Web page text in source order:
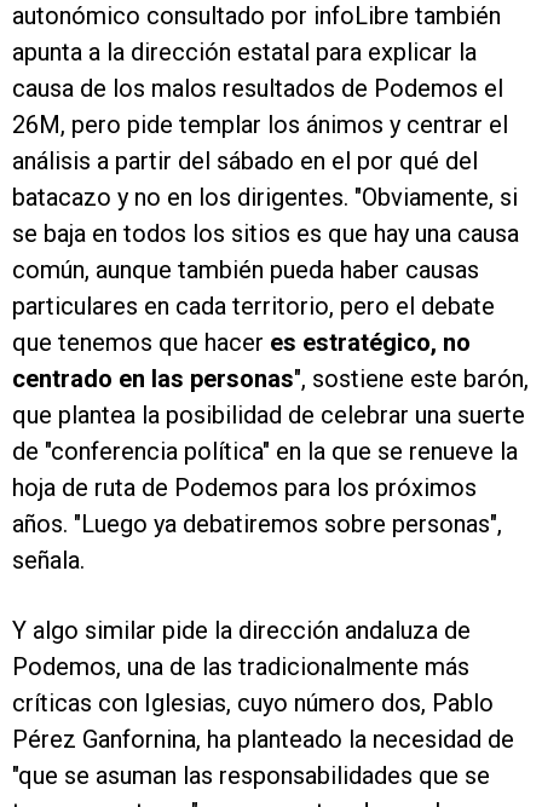
autonómico consultado por infoLibre también
apunta a la dirección estatal para explicar la
causa de los malos resultados de Podemos el
26M, pero pide templar los ánimos y centrar el
análisis a partir del sábado en el por qué del
batacazo y no en los dirigentes. "Obviamente, si
se baja en todos los sitios es que hay una causa
común, aunque también pueda haber causas
particulares en cada territorio, pero el debate
que tenemos que hacer es estratégico, no
centrado en las personas", sostiene este barón,
que plantea la posibilidad de celebrar una suerte
de "conferencia política" en la que se renueve la
hoja de ruta de Podemos para los próximos
años. "Luego ya debatiremos sobre personas",
señala.
Y algo similar pide la dirección andaluza de
Podemos, una de las tradicionalmente más
críticas con Iglesias, cuyo número dos, Pablo
Pérez Ganfornina, ha planteado la necesidad de
"que se asuman las responsabilidades que se